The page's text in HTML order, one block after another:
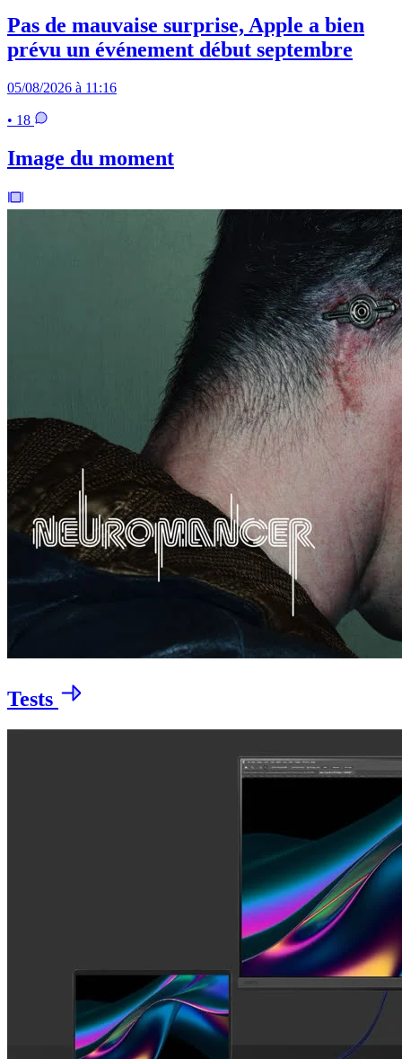
Pas de mauvaise surprise, Apple a bien
prévu un événement début septembre
05/08/2026 à 11:16
• 18
Image du moment
Tests